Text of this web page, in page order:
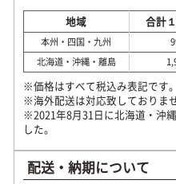
地域
合計
本州・四国・九州
北海道・沖縄・離島
※価格はすべて税込み表記です。
※海外配送は対応致しておりませ
※2021年8月31日に北海道・沖
した。
配送・納期について